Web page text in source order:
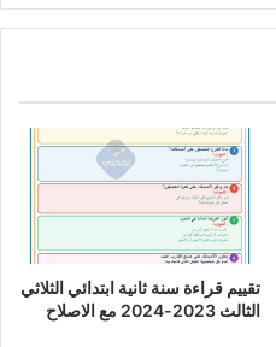
تقييم قراءة سنة ثانية ابتدائي الثلاثي
الثالث 2023-2024 مع الاصلاح